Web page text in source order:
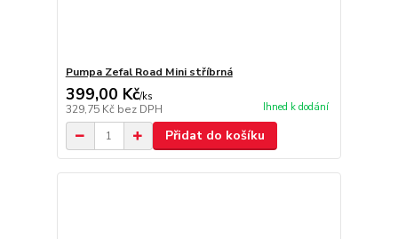
Pumpa Zefal Road Mini stříbrná
399,00 Kč/ks
329,75 Kč bez DPH Ihned k dodání
Přidat do košíku